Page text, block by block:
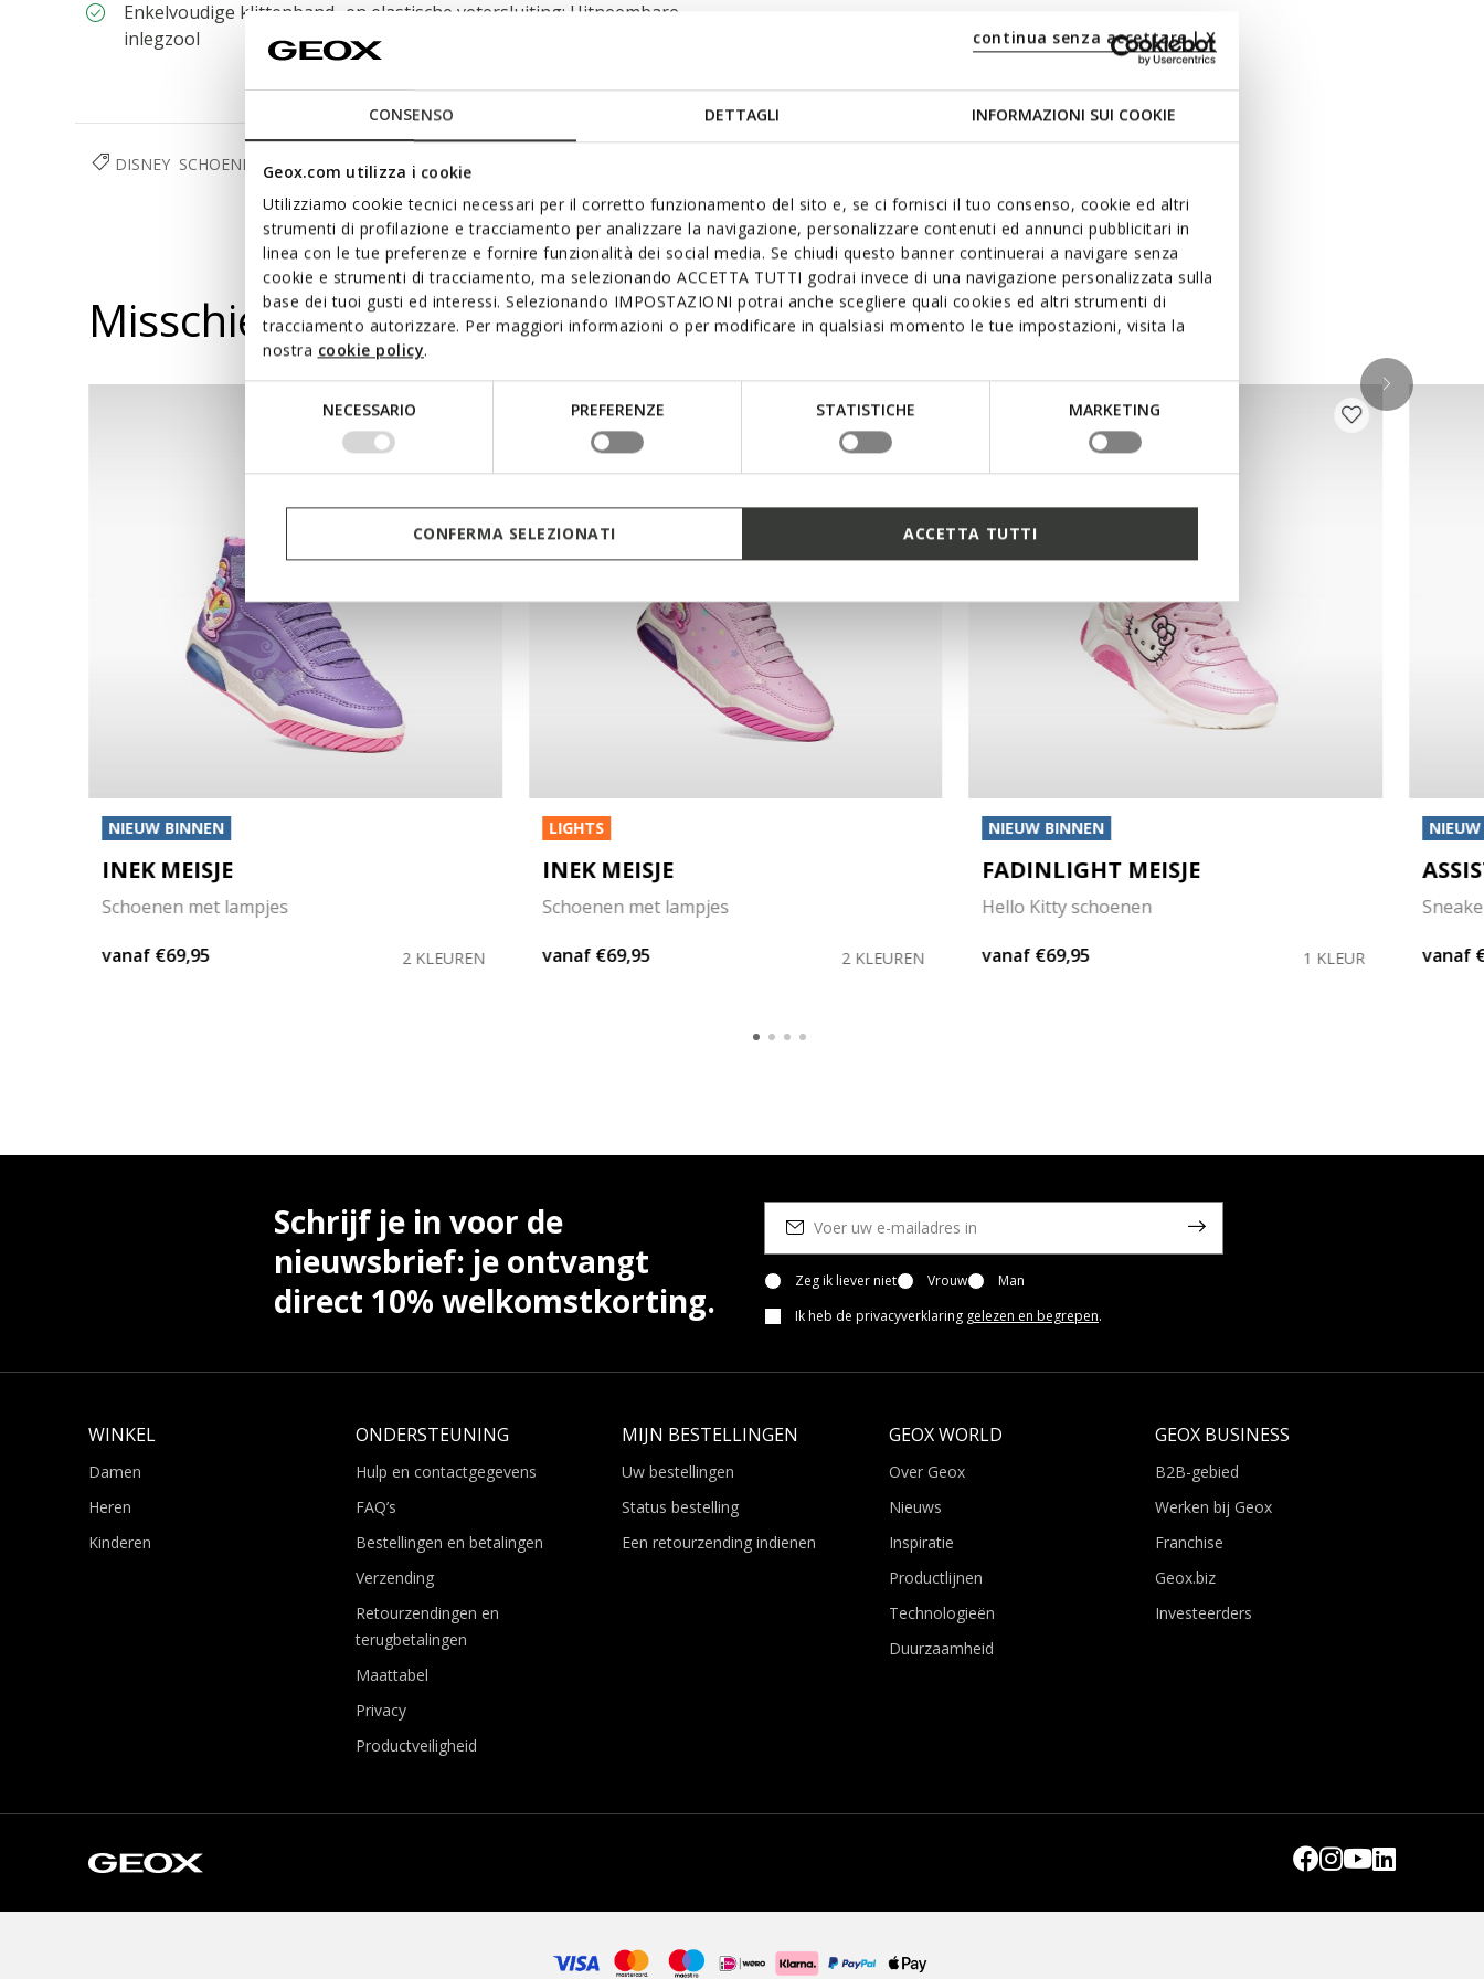
CONSENSO DETTAGLI INFORMAZIONI SUI COOKIE
Geox.com utilizza i cookie
Utilizziamo cookie tecnici necessari per il corretto funzionamento del sito e, se ci fornisci il tuo consenso, cookie ed altri
strumenti di profilazione e tracciamento per analizzare la navigazione, personalizzare contenuti ed annunci pubblicitari in
linea con le tue preferenze e fornire funzionalità dei social media. Se chiudi questo banner continuerai a navigare senza
cookie e strumenti di tracciamento, ma selezionando ACCETTA TUTTI godrai invece di una navigazione personalizzata sulla
base dei tuoi gusti ed interessi. Selezionando IMPOSTAZIONI potrai anche scegliere quali cookies ed altri strumenti di
tracciamento autorizzare. Per maggiori informazioni o per modificare in qualsiasi momento le tue impostazioni, visita la
nostra cookie policy.
NECESSARIO PREFERENZE STATISTICHE MARKETING
continua senza accettare | X
CONFERMA SELEZIONATI ACCETTA TUTTI
Enkelvoudige klittenband- en elastische vetersluiting; Uitneembare
inlegzool
DISNEY SCHOENEN MEISJE
Misschien vindt u dit ook leuk Onlangs bekeken
NIEUW BINNEN
INEK MEISJE
Schoenen met lampjes
vanaf€69,95 2 KLEUREN
LIGHTS
INEK MEISJE
Schoenen met lampjes
vanaf€69,95 2 KLEUREN
NIEUW BINNEN
FADINLIGHT MEISJE
Hello Kitty schoenen
vanaf€69,95 1 KLEUR
vanaf
Schrijf je in voor de
nieuwsbrief: je ontvangt
direct 10% welkomstkorting.
Zeg ik liever niet Vrouw
Man
Ik heb de privacyverklaring gelezen en begrepen.
WINKEL
Damen
Heren
Kinderen
ONDERSTEUNING
Hulp en contactgegevens
FAQ’s
Bestellingen en betalingen
Verzending
Retourzendingen en
terugbetalingen
Maattabel
Privacy
Productveiligheid
MIJN BESTELLINGEN
Uw bestellingen
Status bestelling
Een retourzending indienen
GEOX WORLD
Over Geox
Nieuws
Inspiratie
Productlijnen
Technologieën
Duurzaamheid
GEOX BUSINESS
B2B-gebied
Werken bij Geox
Franchise
Geox.biz
Investeerders